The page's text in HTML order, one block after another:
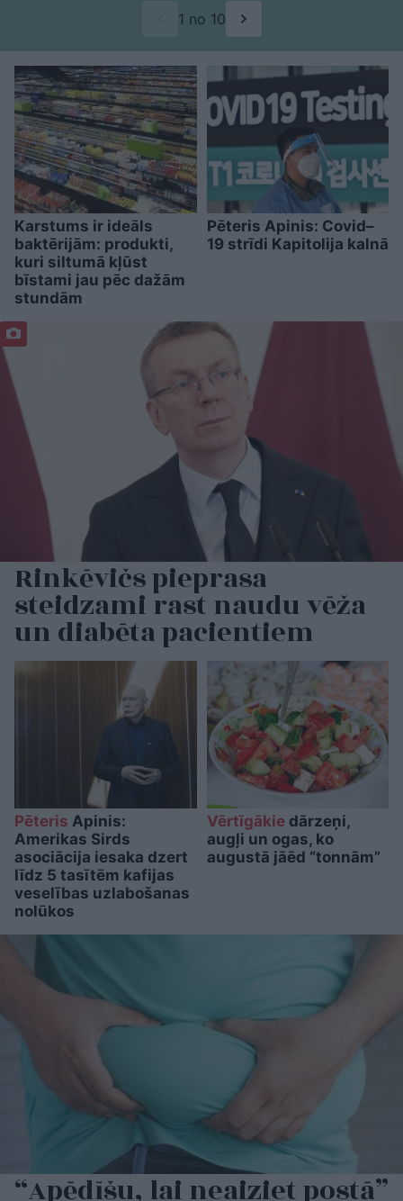
1 no 10
Karstums ir ideāls
baktērijām: produkti,
kuri siltumā kļūst
bīstami jau pēc dažām
stundām
Pēteris Apinis: Covid–
19 strīdi Kapitolija kalnā
Rinkēvičs pieprasa
steidzami rast naudu vēža
un diabēta pacientiem
Pēteris Apinis:
Amerikas Sirds
asociācija iesaka dzert
līdz 5 tasītēm kafijas
veselības uzlabošanas
nolūkos
Vērtīgākiedārzeņi,
augļi un ogas, ko
augustā jāēd “tonnām”
“Apēdīšu, lai neaiziet postā”